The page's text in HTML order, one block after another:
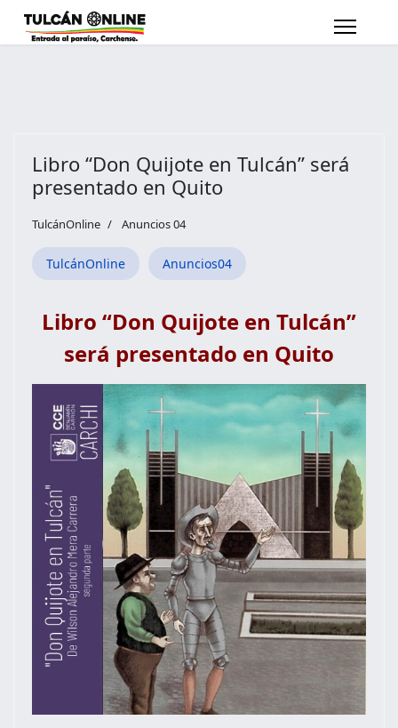
Libro “Don Quijote en Tulcán” será
presentado en Quito
TulcánOnline Anuncios 04
TulcánOnline Anuncios04
Libro “Don Quijote en Tulcán”
será presentado en Quito